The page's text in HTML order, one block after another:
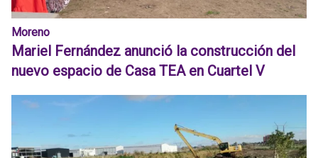
Moreno
Mariel Fernández anunció la construcción del
nuevo espacio de Casa TEA en Cuartel V